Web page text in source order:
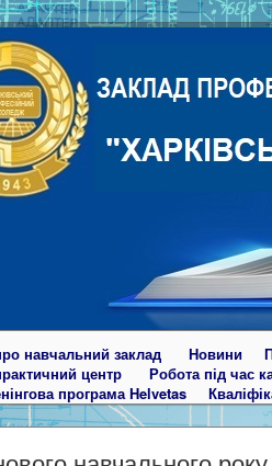
навчальний заклад Новини
центр Робота під час
програма Helvetas